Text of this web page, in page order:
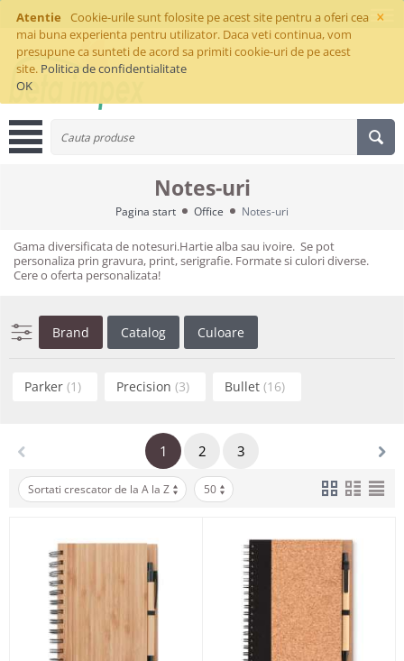
×
Atentie
Cookie-urile sunt folosite pe acest site pentru a oferi cea
mai buna experienta pentru utilizator. Daca veti continua, vom
presupune ca sunteti de acord sa primiti cookie-uri de pe acest
site. Politica de confidentialitate
OK
Notes-uri
Pagina start Office Notes-uri
Gama diversificata de notesuri.Hartie alba sau ivoire. Se pot
personaliza prin gravura, print, serigrafie. Formate si culori diverse.
Cere o oferta personalizata!
Brand Catalog Culoare
Parker (1) Precision (3) Bullet (16)
1 2 3
Sortati crescator de la A la Z 50